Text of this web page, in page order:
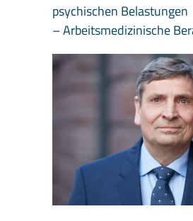
psychischen Belastungen
– Arbeitsmedizinische